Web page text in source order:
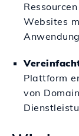
Websites
Plattform
von